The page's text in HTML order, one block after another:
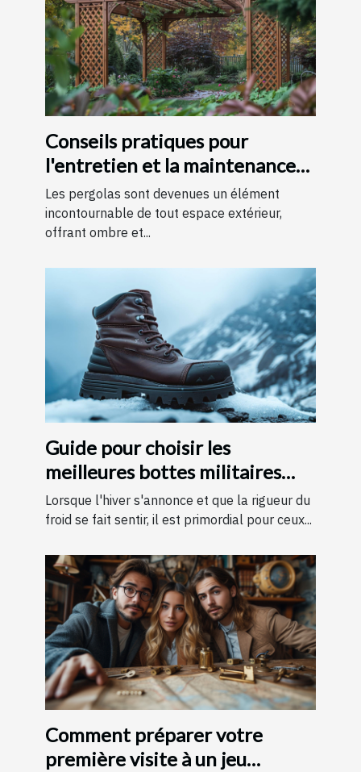
Conseils pratiques pour
l'entretien et la maintenance
des pergolas
Les pergolas sont devenues un élément
incontournable de tout espace extérieur,
offrant ombre et...
Guide pour choisir les
meilleures bottes militaires
pour l'hiver
Lorsque l'hiver s'annonce et que la rigueur du
froid se fait sentir, il est primordial pour ceux...
Comment préparer votre
première visite à un jeu